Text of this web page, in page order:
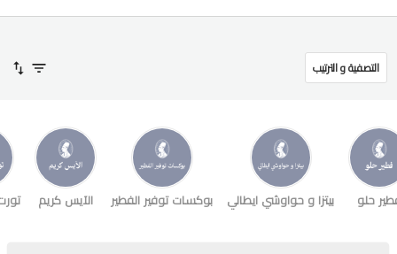
التصفية و الترتيب
حلو بيتزا و حواوشي ايطالي بوكسات توفير الفطير الآيس كريم